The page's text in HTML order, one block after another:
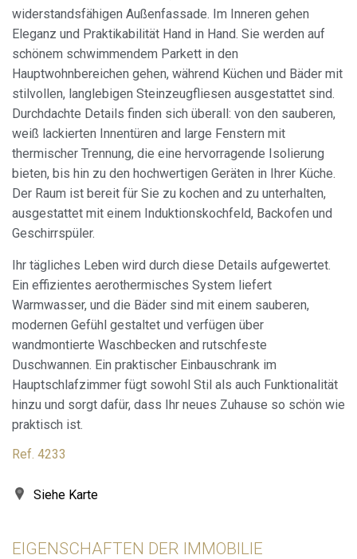
widerstandsfähigen Außenfassade. Im Inneren gehen
Eleganz und Praktikabilität Hand in Hand. Sie werden auf
schönem schwimmendem Parkett in den
Hauptwohnbereichen gehen, während Küchen und Bäder mit
stilvollen, langlebigen Steinzeugfliesen ausgestattet sind.
Durchdachte Details finden sich überall: von den sauberen,
weiß lackierten Innentüren and large Fenstern mit
thermischer Trennung, die eine hervorragende Isolierung
bieten, bis hin zu den hochwertigen Geräten in Ihrer Küche.
Der Raum ist bereit für Sie zu kochen and zu unterhalten,
ausgestattet mit einem Induktionskochfeld, Backofen und
Geschirrspüler.
Ihr tägliches Leben wird durch diese Details aufgewertet.
Ein effizientes aerothermisches System liefert
Warmwasser, und die Bäder sind mit einem sauberen,
modernen Gefühl gestaltet und verfügen über
wandmontierte Waschbecken and rutschfeste
Duschwannen. Ein praktischer Einbauschrank im
Hauptschlafzimmer fügt sowohl Stil als auch Funktionalität
hinzu und sorgt dafür, dass Ihr neues Zuhause so schön wie
praktisch ist.
Ref. 4233
Siehe Karte
EIGENSCHAFTEN DER IMMOBILIE
Sie ermöglichen die Beobachtung und Analyse des
Verhaltens der Nutzer dieser Website. Die durch diese Art
von Cookies gesammelten Informationen werden
verwendet, um die Aktivität des Webs zu messen, um
Benutzernavigationsprofile zu erstellen, um basierend auf
der Analyse der Nutzungsdaten der Benutzer des Dienstes
Verbesserungen einzuführen. Sie ermöglichen es uns, die
Präferenzinformationen des Benutzers zu speichern, um
die Qualität unserer Dienstleistungen zu verbessern und
durch empfohlene Produkte ein besseres Erlebnis zu
Marketing und Publizität
Diese Cookies werden verwendet, um Informationen über
die Präferenzen und persönlichen Entscheidungen des
Benutzers durch die kontinuierliche Beobachtung seiner
die Surfgewohnheiten auf der Website kennen und
Werbung in Bezug auf das Surfprofil des Benutzers
anzeigen.